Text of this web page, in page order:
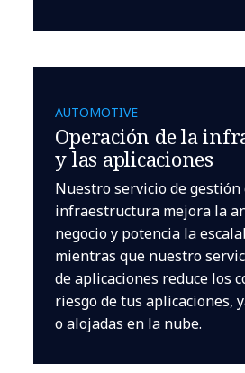
AUTOMOTIVE
Operación de la
y las aplicaciones
Nuestro servicio de gestión
infraestructura mejora la
negocio y potencia la
mientras que nuestro
de aplicaciones reduce los
riesgo de tus aplicaciones,
o alojadas en la nube.